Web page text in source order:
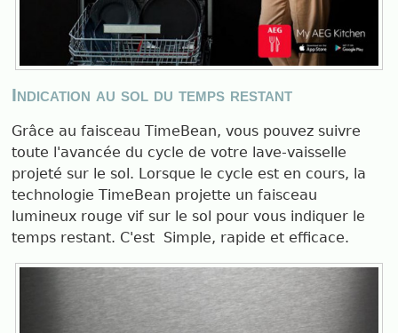
Indication au sol du temps restant
Grâce au faisceau TimeBean, vous pouvez suivre
toute l'avancée du cycle de votre lave-vaisselle
projeté sur le sol. Lorsque le cycle est en cours, la
technologie TimeBean projette un faisceau
lumineux rouge vif sur le sol pour vous indiquer le
temps restant. C'est Simple, rapide et efficace.